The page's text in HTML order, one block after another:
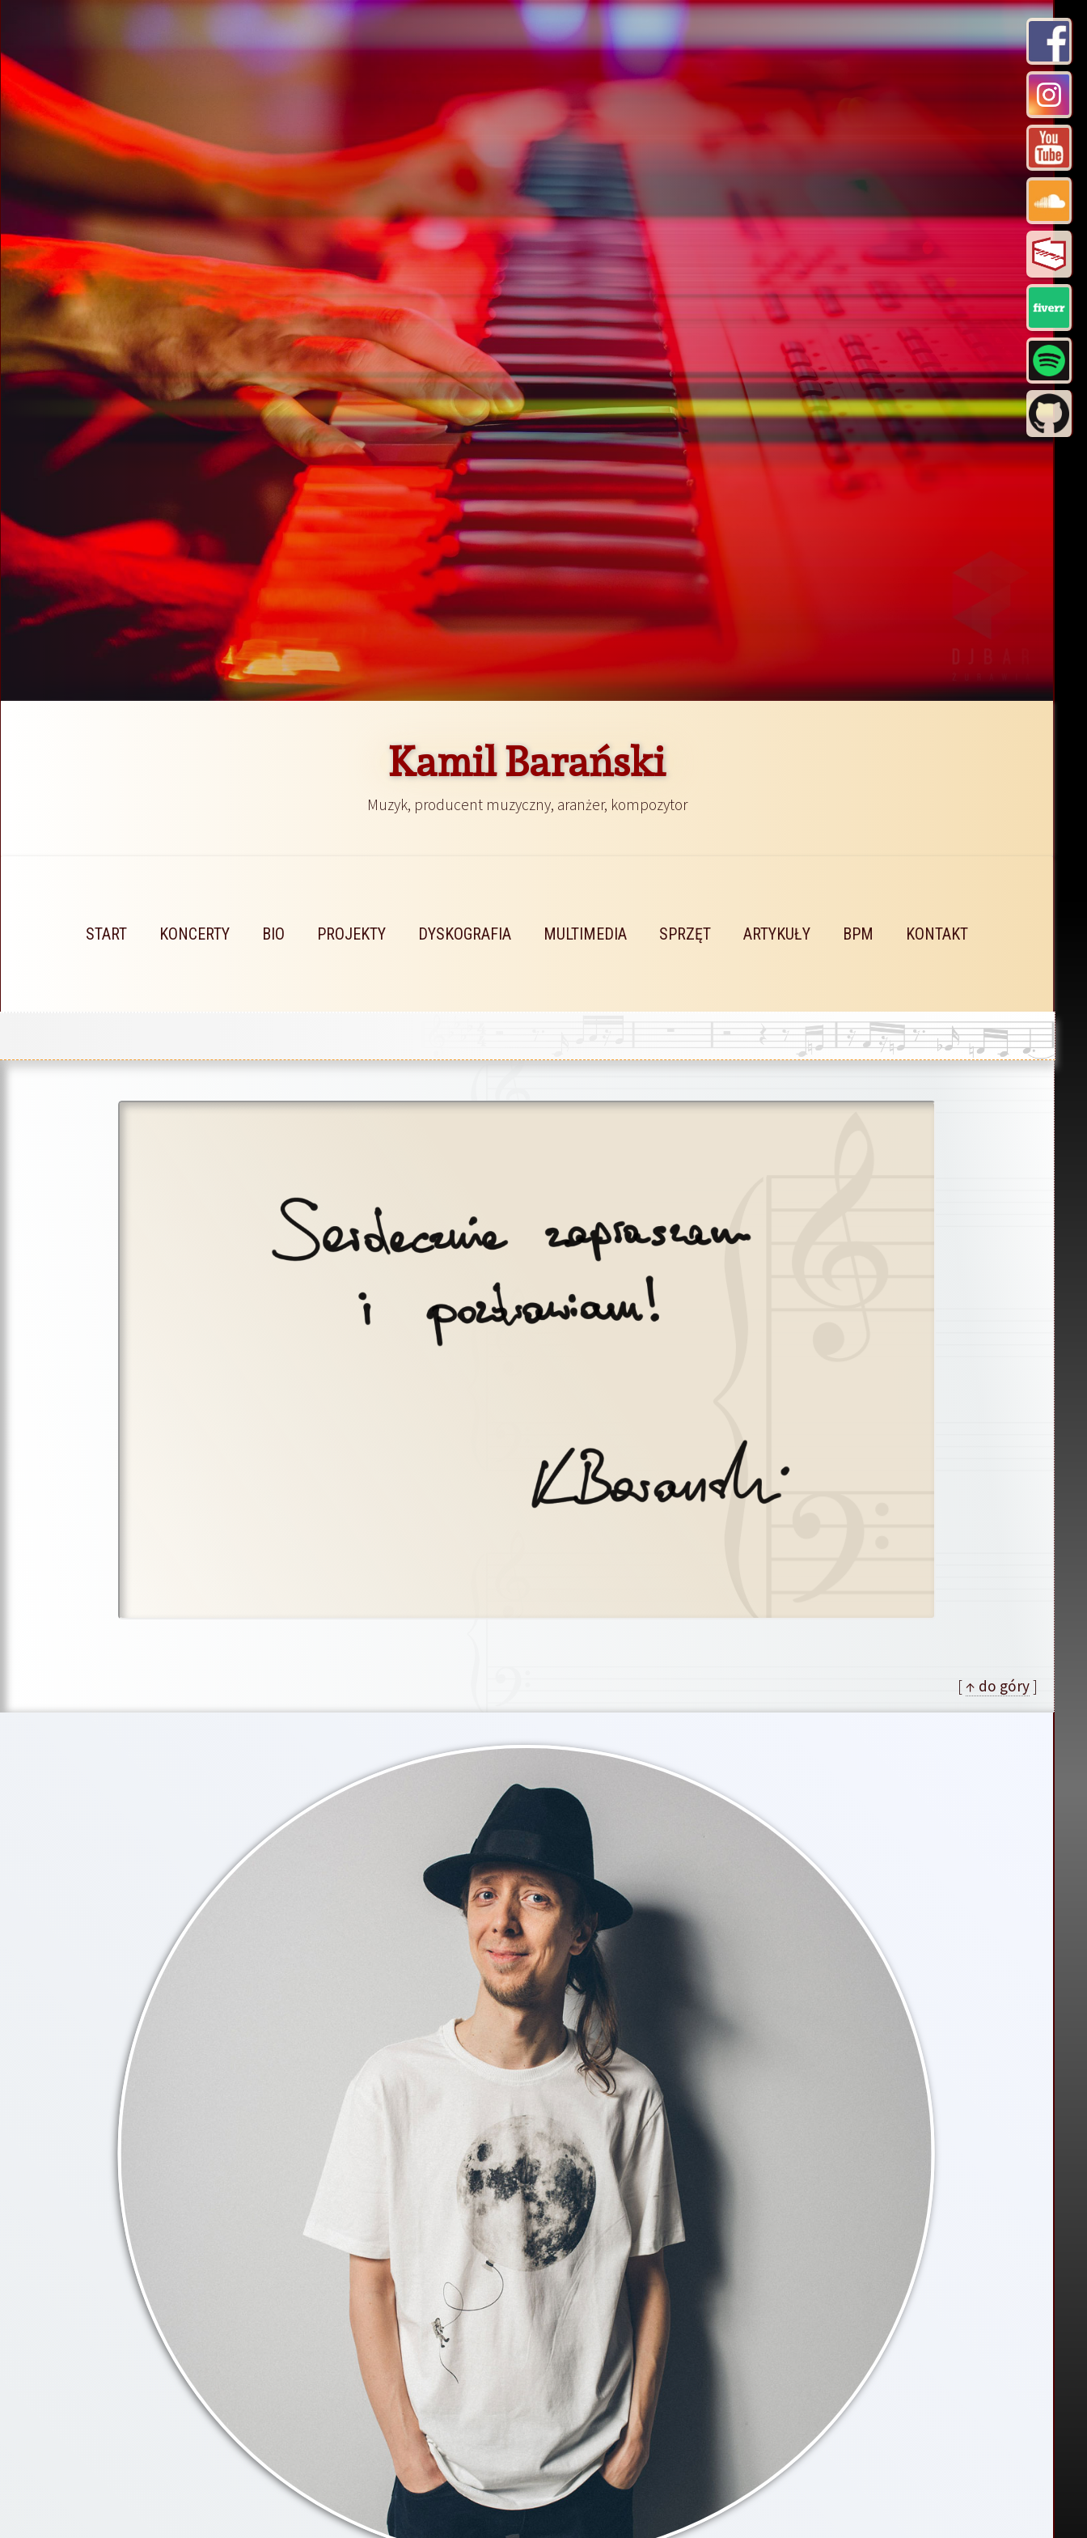
Kamil Barański
Muzyk, producent muzyczny, aranżer, kompozytor
START KONCERTY BIO PROJEKTY DYSKOGRAFIA MULTIMEDIA SPRZĘT ARTYKUŁY BPM KONTAKT
[↑ do góry]